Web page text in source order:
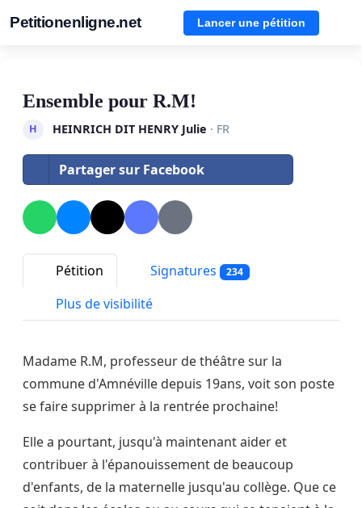
Petitionenligne.net Lancer une pétition
Ensemble pour R.M!
H HEINRICH DIT HENRY Julie · FR
Partager sur Facebook
Pétition Signatures 234
Plus de visibilité
Madame R.M, professeur de théâtre sur la
commune d'Amnéville depuis 19ans, voit son poste
se faire supprimer à la rentrée prochaine!
Elle a pourtant, jusqu'à maintenant aider et
contribuer à l'épanouissement de beaucoup
d'enfants, de la maternelle jusqu'au collège. Que ce